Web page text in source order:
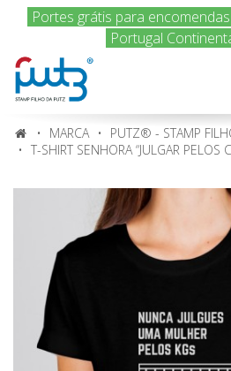
Encomenda hoje e nós
MARCA
PUTZ® - STAMP
T-SHIRT SENHORA “JULGAR PELOS